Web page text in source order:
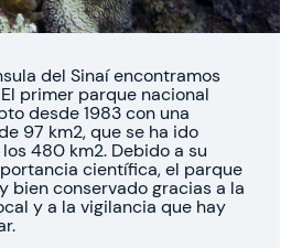
del Sinaí encontramos
primer parque nacional
desde 1983 con una
97 km2, que se ha ido
480 km2. Debido a su
científica, el parque
bien conservado gracias a la
y a la vigilancia que hay